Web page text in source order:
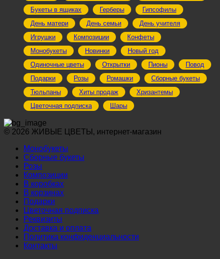
Букеты в ящиках
Герберы
Гипсофилы
День матери
День семьи
День учителя
Игрушки
Композиции
Конфеты
Монобукеты
Новинки
Новый год
Одиночные цветы
Открытки Пионы
Повод
Подарки
Розы Ромашки
Сборные букеты
Тюльпаны
Хиты продаж
Хризантемы
Цветочная подписка
Шары
© 2026 ЖИВЫЕ ЦВЕТЫ, интернет-магазин
Монобукеты
Сборные букеты
Розы
Композиции
В коробках
В корзинах
Подарки
Цветочная подписка
Реквизиты
Доставка и оплата
Политика конфиденциальности
Контакты